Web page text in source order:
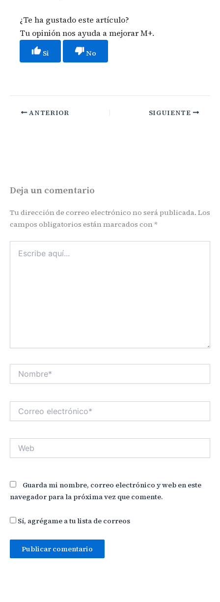
¿Te ha gustado este artículo?
Tu opinión nos ayuda a mejorar M+.
Si No
ANTERIOR SIGUIENTE
Deja un comentario
Tu dirección de correo electrónico no será publicada. Los
campos obligatorios están marcados con *
aquí...
Nombre*
electrónico*
Web
Guarda mi nombre, correo electrónico y web en este
navegador para la próxima vez que comente.
Sí, agrégame a tu lista de correos